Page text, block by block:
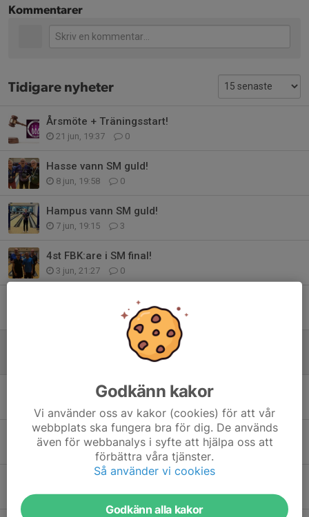
Kommentarer
Tidigare nyheter
Årsmöte + Träningsstart!
21 jun, 19:37 0
Hasse vann SM guld!
8 jun, 19:58 0
Hampus vann SM guld!
7 jun, 19:15 3
4st FBK:are i SM final!
3 jun, 21:27 0
Resultat från klubbmästerskapet!
0
Slutsiffra från helgens matchlotteri!
Inbjudan till individuella SM
Slutsiffra!
22 mar, 19:40 0
Info om individuella DM 2026!
11 mar, 17:03 0
Godkänn kakor
Vi använder oss av kakor (cookies) för att vår
webbplats ska fungera bra för dig. De används
även för webbanalys i syfte att hjälpa oss att
förbättra våra tjänster.
Så använder vi cookies
Godkänn alla kakor